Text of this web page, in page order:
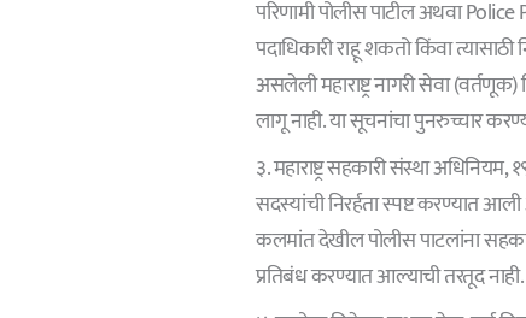
परिणामी पोलीस पाटील अथवा
पदाधिकारी राहू शकतो किंवा
असलेली महाराष्ट्र नागरी सेवा
लागू नाही. या सूचनांचा पुनरुच्चार
३. महाराष्ट्र सहकारी संस्था
सदस्यांची निरर्हता स्पष्ट करण्यात
कलमांत देखील पोलीस पाटलांना
प्रतिबंध करण्यात आल्याची तरतूद नाही.